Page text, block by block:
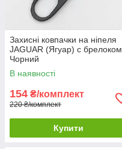
Захисні ковпачки на ніпеля
JAGUAR (Ягуар) c брелоком
Чорний
В наявності
154 ₴/комплект
220 ₴/комплект
Купити